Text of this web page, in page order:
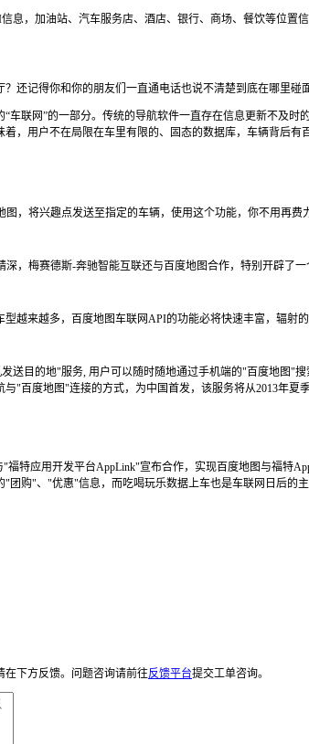
息，加油站、汽车服务店、酒店、银行、商场、餐饮等位
还记得你和你的朋友们一直通电话也说不清楚到底在哪里
车联网”的一部分。传统的导航软件一直存在信息更新不及
，用户不在局限在车里有限的、固态的数据库，车辆背后
图，将兴趣点发送至指定的车辆，使用这个功能，你不用再
，梅赛德斯-奔驰智能互联还与百度地图合作，特别开辟了
越来越多，百度地图车联网API的功能必将快速丰富，辐
送目的地"服务, 用户可以随时随地通过手机端的"百度地图"
"百度地图"连接的方式，为中国首发，该服务将从2013年夏
福特应用开发平台AppLink"宣布合作，实现百度地图与福特
团购"、"优惠"信息，而吃喝玩乐数据上车也是车联网日后的
下方反馈。 问题咨询请前往反馈平台提交工单咨询。